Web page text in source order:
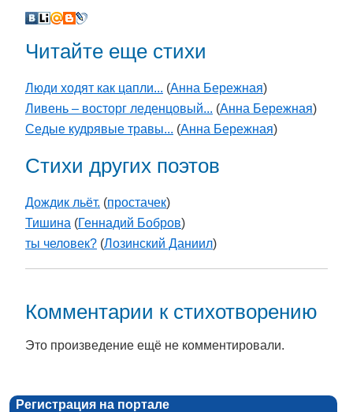
Читайте еще стихи
Люди ходят как цапли... (Анна Бережная)
Ливень – восторг леденцовый... (Анна Бережная)
Седые кудрявые травы... (Анна Бережная)
Стихи других поэтов
Дождик льёт. (простачек)
Тишина (Геннадий Бобров)
ты человек? (Лозинский Даниил)
Комментарии к стихотворению
Это произведение ещё не комментировали.
Регистрация на портале